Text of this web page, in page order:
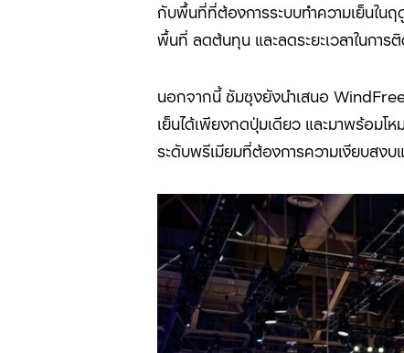
กับพื้นที่ที่ต้องการระบบทำความเย็นใน
พื้นที่ ลดต้นทุน และลดระยะเวลาในกา
นอกจากนี้ ซัมซุงยังนำเสนอ
เย็นได้เพียงกดปุ่มเดียว และมาพร้อมโห
ระดับพรีเมียมที่ต้องการความเงียบสงบ